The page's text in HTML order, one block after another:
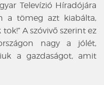
Televízió Híradójára
a tömeg azt kiabálta,
A szóvivő szerint ez
nagy a jólét,
a gazdaságot, amit